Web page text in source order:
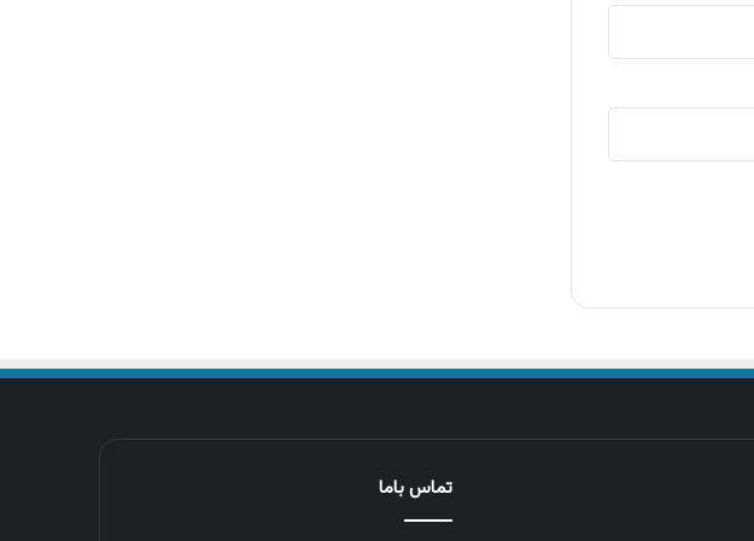
تماس باما